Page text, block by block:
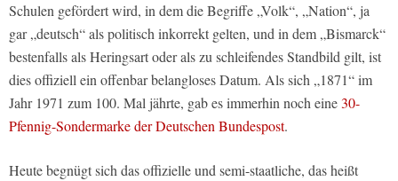
Schulen gefördert wird, in dem die Begriffe „Volk“, „Nation“, ja
gar „deutsch“ als politisch inkorrekt gelten, und in dem „Bismarck“
bestenfalls als Heringsart oder als zu schleifendes Standbild gilt, ist
dies offiziell ein offenbar belangloses Datum. Als sich „1871“ im
Jahr 1971 zum 100. Mal jährte, gab es immerhin noch eine30-
Pfennig-Sondermarke der Deutschen Bundespost.
Heute begnügt sich das offizielle und semi-staatliche, das heißt